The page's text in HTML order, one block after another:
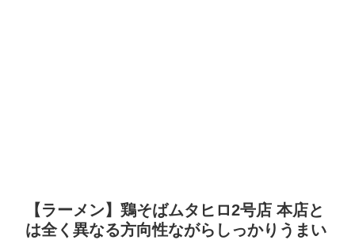
【ラーメン】鶏そばムタヒロ2号店 本店と
は全く異なる方向性ながらしっかりうまい